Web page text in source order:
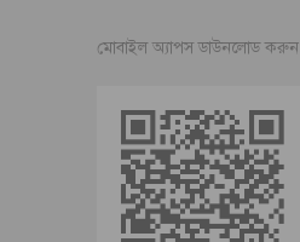
মোবাইল অ্যাপস ডাউনলোড করুন